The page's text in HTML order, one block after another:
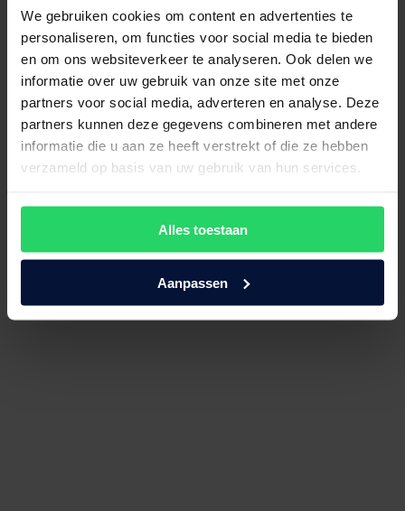
We gebruiken cookies om content en advertenties te
personaliseren, om functies voor social media te bieden
en om ons websiteverkeer te analyseren. Ook delen we
informatie over uw gebruik van onze site met onze
partners voor social media, adverteren en analyse. Deze
partners kunnen deze gegevens combineren met andere
informatie die u aan ze heeft verstrekt of die ze hebben
verzameld op basis van uw gebruik van hun services.
Alles toestaan
Aanpassen
Split topperhoeslaken Satijn 300
€109,50 Bekijk product